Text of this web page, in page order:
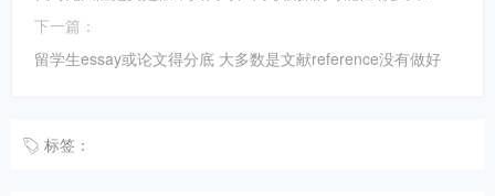
下一篇：
留学生essay或论文得分底 大多数是文献reference没有做好
标签：